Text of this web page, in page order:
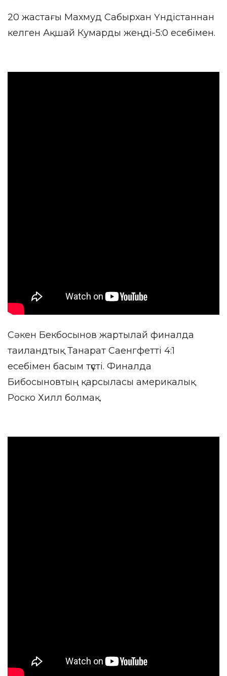
20 жастағы Махмуд Сабырхан Үндістаннан
келген Ақшай Кумарды жеңді-5:0 есебімен.
Сәкен Бекбосынов жартылай финалда
таиландтық Танарат Саенгфетті 4:1
есебімен басым түсті. Финалда
Бибосыновтың қарсыласы америкалық
Роско Хилл болмақ.